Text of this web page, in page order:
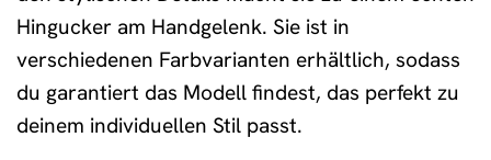
Hingucker am Handgelenk. Sie ist in
verschiedenen Farbvarianten erhältlich, sodass
du garantiert das Modell findest, das perfekt zu
deinem individuellen Stil passt.